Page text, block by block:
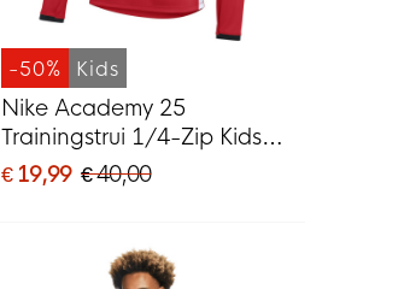
-50% Kids
Nike Academy 25
Trainingstrui 1/4-Zip Kids
Rood Zwart Wit
€ 19,99 € 40,00